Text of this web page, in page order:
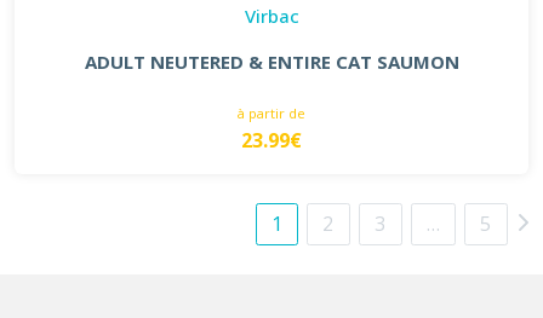
Virbac
ADULT NEUTERED & ENTIRE CAT SAUMON
à partir de
23.99€
1 2 3 … 5